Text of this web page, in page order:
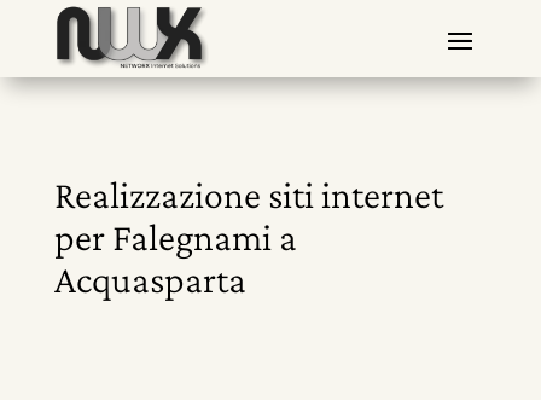
Realizzazione siti internet
per Falegnami a
Acquasparta